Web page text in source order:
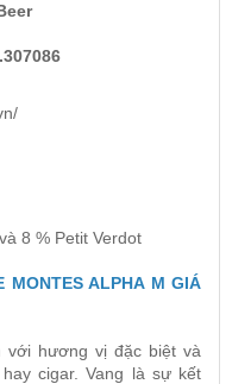
RẺ
8 % Petit Verdot
MONTES ALPHA M GIÁ
hương vị đặc biệt và
cigar. Vang là sự kết